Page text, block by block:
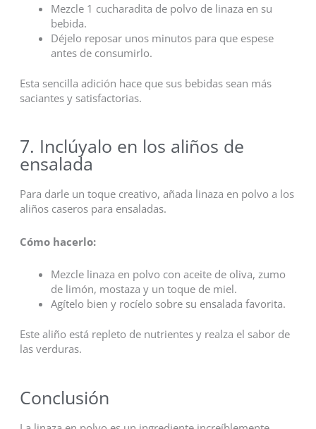
Mezcle 1 cucharadita de polvo de linaza en su
bebida.
Déjelo reposar unos minutos para que espese
antes de consumirlo.
Esta sencilla adición hace que sus bebidas sean más
saciantes y satisfactorias.
7. Inclúyalo en los aliños de
ensalada
Para darle un toque creativo, añada linaza en polvo a los
aliños caseros para ensaladas.
Cómo hacerlo:
Mezcle linaza en polvo con aceite de oliva, zumo
de limón, mostaza y un toque de miel.
Agítelo bien y rocíelo sobre su ensalada favorita.
Este aliño está repleto de nutrientes y realza el sabor de
las verduras.
Conclusión